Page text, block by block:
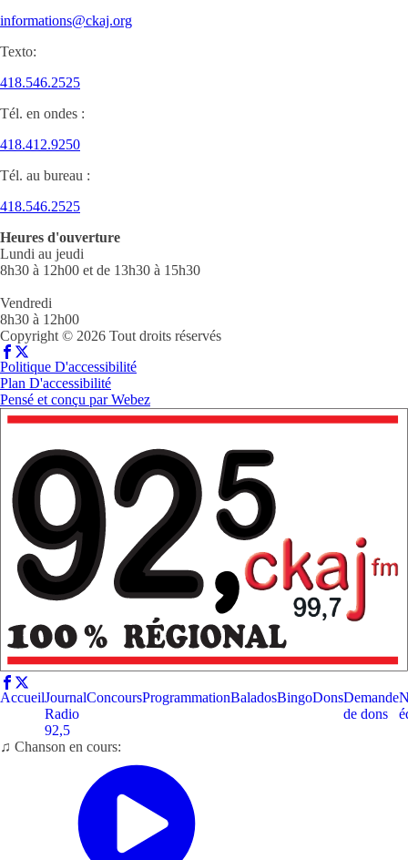
informations@ckaj.org
Texto:
418.546.2525
Tél. en ondes :
418.412.9250
Tél. au bureau :
418.546.2525
Heures d'ouverture
Lundi au jeudi
8h30 à 12h00 et de 13h30 à 15h30
Vendredi
8h30 à 12h00
Copyright © 2026 Tout droits réservés
Politique D'accessibilité
Plan D'accessibilité
Pensé et conçu parWebez
AccueilJournal
Radio
92,5
ConcoursProgrammationBaladosBingoDonsDemande
de dons
♫ Chanson en cours: